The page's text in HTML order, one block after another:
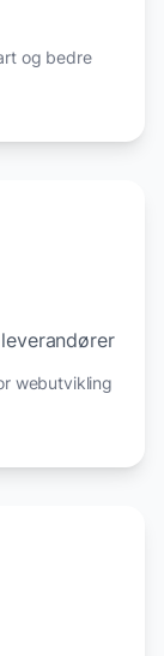
og bedre
webutvikling